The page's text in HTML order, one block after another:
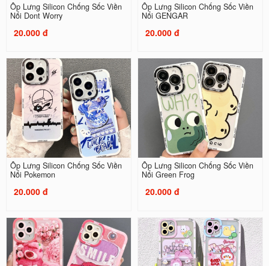
Ốp Lưng Silicon Chống Sốc Viền
Nổi Dont Worry
20.000 đ
Ốp Lưng Silicon Chống Sốc Viền
Nổi GENGAR
20.000 đ
Ốp Lưng Silicon Chống Sốc Viền
Nổi Pokemon
20.000 đ
Ốp Lưng Silicon Chống Sốc Viền
Nổi Green Frog
20.000 đ